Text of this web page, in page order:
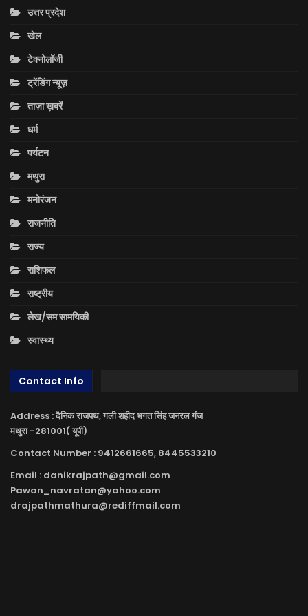
उत्तर प्रदेश
खेल
टेक्नोलॉजी
ट्रेंडिंग न्यूज़
ताज़ा ख़बरें
धर्म
पर्यटन
मथुरा
मनोरंजन
राजनीति
राज्य
राशिफल
राष्ट्रीय
लेख/सम सामयिकी
स्वास्थ्य
Contact Info
Address : दैनिक राजपथ, गली शहीद भगत सिंह जनरल गंज
मथुरा -281001( यूपी)
Contact Number : 9412661665, 8445533210
Email : danikrajpath@gmail.com
Pawan_navratan@yahoo.com
drajpathmathura@rediffmail.com